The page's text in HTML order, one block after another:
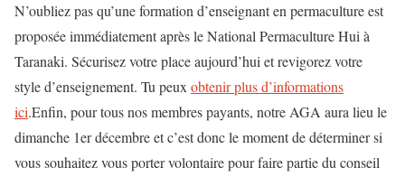
N’oubliez pas qu’une formation d’enseignant en permaculture est
proposée immédiatement après le National Permaculture Hui à
Taranaki. Sécurisez votre place aujourd’hui et revigorez votre
style d’enseignement. Tu peuxobtenir plus d’informations
ici.Enfin, pour tous nos membres payants, notre AGA aura lieu le
dimanche 1er décembre et c’est donc le moment de déterminer si
vous souhaitez vous porter volontaire pour faire partie du conseil